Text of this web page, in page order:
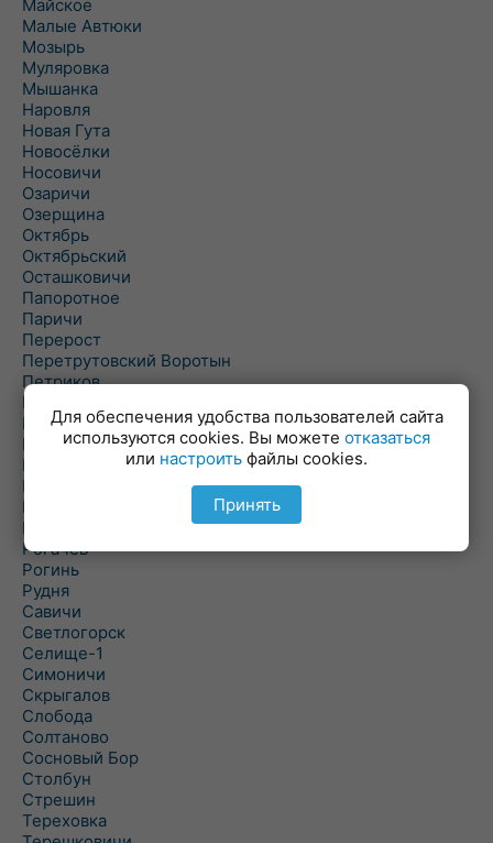
Майское
Малые Автюки
Мозырь
Муляровка
Мышанка
Наровля
Новая Гута
Новосёлки
Носовичи
Озаричи
Озерщина
Октябрь
Октябрьский
Осташковичи
Папоротное
Паричи
Перерост
Перетрутовский Воротын
Петриков
Пиревичи
Поболово
Поколюбичи
Полесье
Птичь
Речица
Ровенская Слобода
Рогачев
Рогинь
Рудня
Савичи
Светлогорск
Селище-1
Симоничи
Скрыгалов
Слобода
Солтаново
Сосновый Бор
Столбун
Стрешин
Тереховка
Для обеспечения удобства пользователей сайта
используются cookies. Вы можете отказаться
или настроить файлы cookies.
Принять